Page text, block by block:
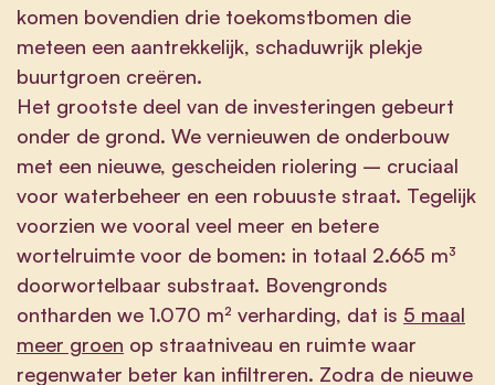
komen bovendien drie toekomstbomen die
meteen een aantrekkelijk, schaduwrijk plekje
buurtgroen creëren.
Het grootste deel van de investeringen gebeurt
onder de grond. We vernieuwen de onderbouw
met een nieuwe, gescheiden riolering – cruciaal
voor waterbeheer en een robuuste straat. Tegelijk
voorzien we vooral veel meer en betere
wortelruimte voor de bomen: in totaal 2.665 m³
doorwortelbaar substraat. Bovengronds
ontharden we 1.070 m² verharding, dat is 5 maal
meer groen op straatniveau en ruimte waar
regenwater beter kan infiltreren. Zodra de nieuwe